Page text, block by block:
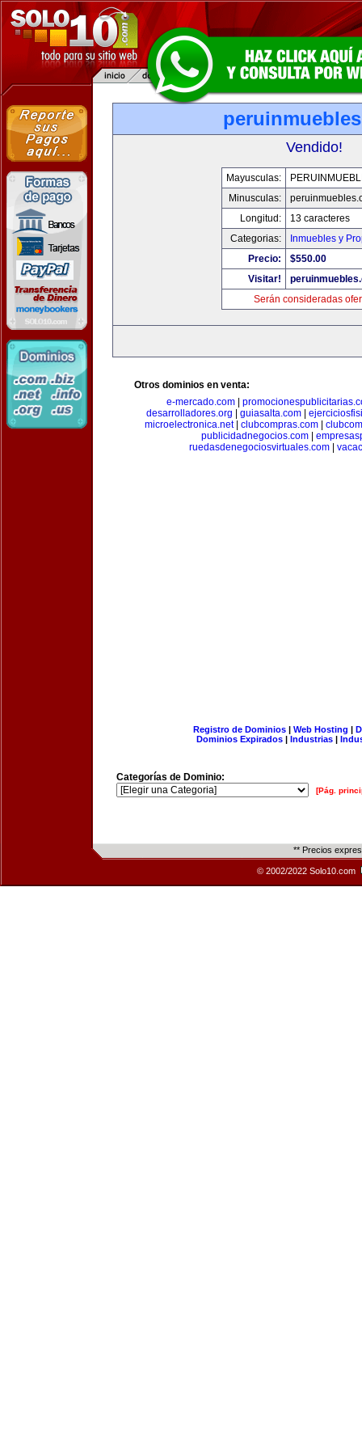
Vendido!
Mayusculas:
Minusculas:
Longitud:
13 caracteres
Categorias:
Inmuebles y
Precio:
$550.00
Visitar!
Serán consideradas
Otros dominios en venta:
e-mercado.com|
desarrolladores.org
guiasalta.com|
microelectronica.net| clubcompras.com
publicidadnegocios.com
ruedasdenegociosvirtuales.com|
Registro de Dominios| Web Hosting |
Dominios Expirados | Industrias |
Categorías de Dominio:
[Pág.
** Precios
© 2002/2022 Solo10.com